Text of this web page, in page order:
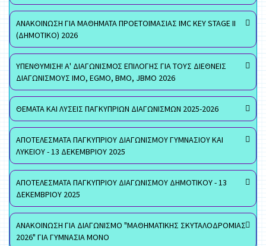
ΑΝΑΚΟΙΝΩΣΗ ΓΙΑ ΜΑΘΗΜΑΤΑ ΠΡΟΕΤΟΙΜΑΣΙΑΣ IMC KEY STAGE II
(ΔΗΜΟΤΙΚΟ) 2026
ΥΠΕΝΘΥΜΙΣΗ! Α' ΔΙΑΓΩΝΙΣΜΟΣ ΕΠΙΛΟΓΗΣ ΓΙΑ ΤΟΥΣ ΔΙΕΘΝΕΙΣ
ΔΙΑΓΩΝΙΣΜΟΥΣ ΙΜΟ, EGMO, ΒΜΟ, JBMO 2026
ΘΕΜΑΤΑ ΚΑΙ ΛΥΣΕΙΣ ΠΑΓΚΥΠΡΙΩΝ ΔΙΑΓΩΝΙΣΜΩΝ 2025-2026
ΑΠΟΤΕΛΕΣΜΑΤΑ ΠΑΓΚΥΠΡΙΟΥ ΔΙΑΓΩΝΙΣΜΟΥ ΓΥΜΝΑΣΙΟΥ ΚΑΙ
ΛΥΚΕΙΟΥ - 13 ΔΕΚΕΜΒΡΙΟΥ 2025
ΑΠΟΤΕΛΕΣΜΑΤΑ ΠΑΓΚΥΠΡΙΟΥ ΔΙΑΓΩΝΙΣΜΟΥ ΔΗΜΟΤΙΚΟΥ - 13
ΔΕΚΕΜΒΡΙΟΥ 2025
ΑΝΑΚΟΙΝΩΣΗ ΓΙΑ ΔΙΑΓΩΝΙΣΜΟ "ΜΑΘΗΜΑΤΙΚΗΣ ΣΚΥΤΑΛΟΔΡΟΜΙΑΣ
2026" ΓΙΑ ΓΥΜΝΑΣΙΑ ΜΟΝΟ